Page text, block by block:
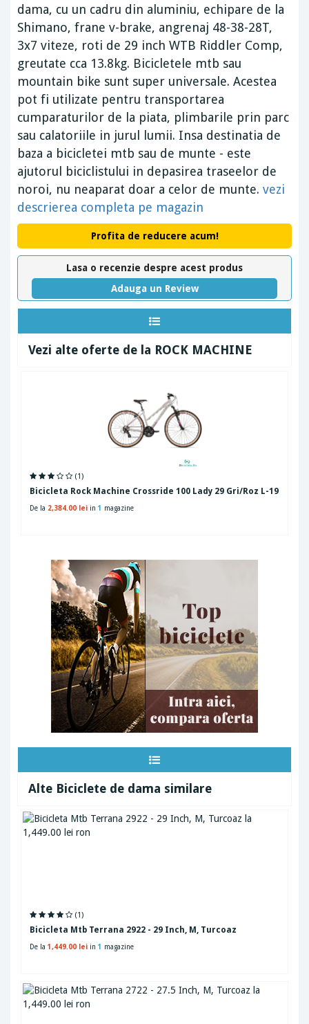
dama, cu un cadru din aluminiu, echipare de la
Shimano, frane v-brake, angrenaj 48-38-28T,
3x7 viteze, roti de 29 inch WTB Riddler Comp,
greutate cca 13.8kg. Bicicletele mtb sau
mountain bike sunt super universale. Acestea
pot fi utilizate pentru transportarea
cumparaturilor de la piata, plimbarile prin parc
sau calatoriile in jurul lumii. Insa destinatia de
baza a bicicletei mtb sau de munte - este
ajutorul biciclistului in depasirea traseelor de
noroi, nu neaparat doar a celor de munte. vezi
descrierea completa pe magazin
Profita de reducere acum!
Lasa o recenzie despre acest produs
Adauga un Review
Vezi alte oferte de la ROCK MACHINE
(1)
Bicicleta Rock Machine Crossride 100 Lady 29 Gri/Roz L-19
De la 2,384.00 lei in 1 magazine
Alte Biciclete de dama similare
(1)
Bicicleta Mtb Terrana 2922 - 29 Inch, M, Turcoaz
De la 1,449.00 lei in 1 magazine